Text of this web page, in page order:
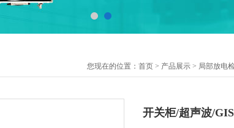
您现在的位置： 首页 > 产品展示 > 局部放电
开关柜/超声波/